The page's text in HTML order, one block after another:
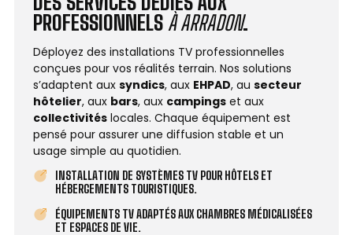
PROFESSIONNELS À ARRADON.
Déployez des installations TV professionnelles
conçues pour vos réalités terrain. Nos solutions
s’adaptent aux syndics, aux EHPAD, au secteur
hôtelier, aux bars, aux campings et aux
collectivités locales. Chaque équipement est
pensé pour assurer une diffusion stable et un
usage simple au quotidien.
INSTALLATION DE SYSTÈMES TV POUR HÔTELS ET
HÉBERGEMENTS TOURISTIQUES.
ÉQUIPEMENTS TV ADAPTÉS AUX CHAMBRES MÉDICALISÉES
ET ESPACES DE VIE.